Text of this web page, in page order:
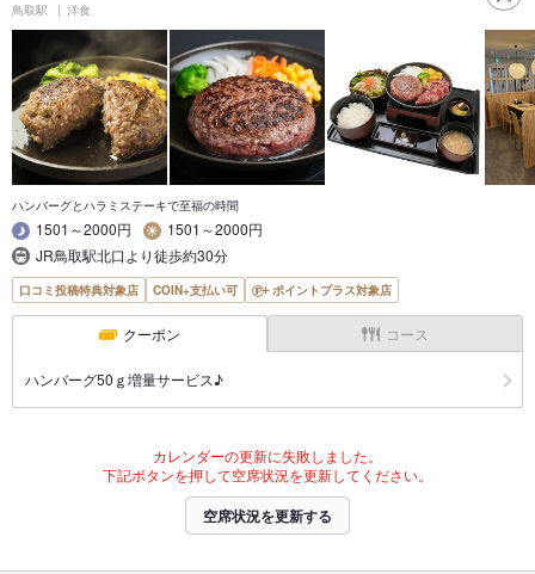
鳥取駅 洋食
ハンバーグとハラミステーキで至福の時間
1501～2000円
1501～2000円
JR鳥取駅北口より徒歩約30分
口コミ投稿特典対象店 COIN+支払い可 ポイントプラス対象店
クーポン コース
ハンバーグ50ｇ増量サービス♪
カレンダーの更新に失敗しました。
下記ボタンを押して空席状況を更新してください。
空席状況を更新する